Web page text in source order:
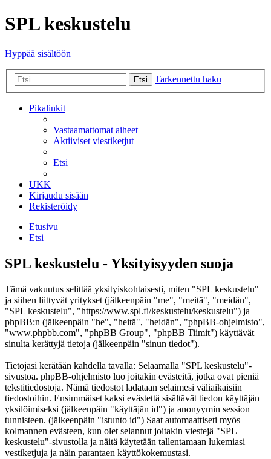
SPL keskustelu
Hyppää sisältöön
Etsi Tarkennettu haku
Pikalinkit
Vastaamattomat aiheet
Aktiiviset viestiketjut
Etsi
UKK
Kirjaudu sisään
Rekisteröidy
Etusivu
Etsi
SPL keskustelu - Yksityisyyden suoja
Tämä vakuutus selittää yksityiskohtaisesti, miten "SPL keskustelu"
ja siihen liittyvät yritykset (jälkeenpäin "me", "meitä", "meidän",
"SPL keskustelu", "https://www.spl.fi/keskustelu/keskustelu") ja
phpBB:n (jälkeenpäin "he", "heitä", "heidän", "phpBB-ohjelmisto",
"www.phpbb.com", "phpBB Group", "phpBB Tiimit") käyttävät
sinulta kerättyjä tietoja (jälkeenpäin "sinun tiedot").
Tietojasi kerätään kahdella tavalla: Selaamalla "SPL keskustelu"-
sivustoa. phpBB-ohjelmisto luo joitakin evästeitä, jotka ovat pieniä
tekstitiedostoja. Nämä tiedostot ladataan selaimesi väliaikaisiin
tiedostoihin. Ensimmäiset kaksi evästettä sisältävät tiedon käyttäjän
yksilöimiseksi (jälkeenpäin "käyttäjän id") ja anonyymin session
tunnisteen. (jälkeenpäin "istunto id") Saat automaattiseti myös
kolmannen evästeen, kun olet selannut joitakin viestejä "SPL
keskustelu"-sivustolla ja näitä käytetään tallentamaan lukemiasi
vestiketjuja ja näin parantaen käyttökokemustasi.